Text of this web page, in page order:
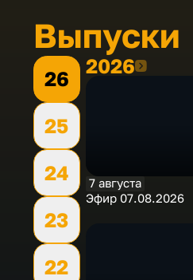
Выпуски
26
25
24
23
22
20262026
7 августа
Эфир 07.08.2026